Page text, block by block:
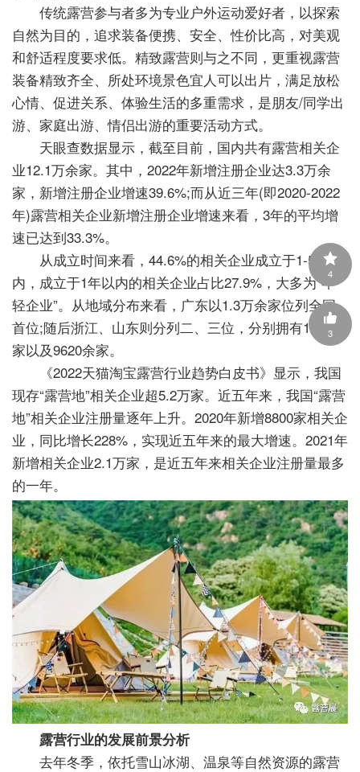
4
3
传统露营参与者多为专业户外运动爱好者，以探索
自然为目的，追求装备便携、安全、性价比高，对美观
和舒适程度要求低。精致露营则与之不同，更重视露营
装备精致齐全、所处环境景色宜人可以出片，满足放松
心情、促进关系、体验生活的多重需求，是朋友/同学出
游、家庭出游、情侣出游的重要活动方式。
天眼查数据显示，截至目前，国内共有露营相关企
业12.1万余家。其中，2022年新增注册企业达3.3万余
家，新增注册企业增速39.6%;而从近三年(即2020-2022
年)露营相关企业新增注册企业增速来看，3年的平均增
速已达到33.3%。
从成立时间来看，44.6%的相关企业成立于1-5年
内，成立于1年以内的相关企业占比27.9%，大多为“年
轻企业”。从地域分布来看，广东以1.3万余家位列全国
首位;随后浙江、山东则分列二、三位，分别拥有1万余
家以及9620余家。
《2022天猫淘宝露营行业趋势白皮书》显示，我国
现存“露营地”相关企业超5.2万家。近五年来，我国“露营
地”相关企业注册量逐年上升。2020年新增8800家相关企
业，同比增长228%，实现近五年来的最大增速。2021年
新增相关企业2.1万家，是近五年来相关企业注册量最多
的一年。
露营行业的发展前景分析
去年冬季，依托雪山冰湖、温泉等自然资源的露营